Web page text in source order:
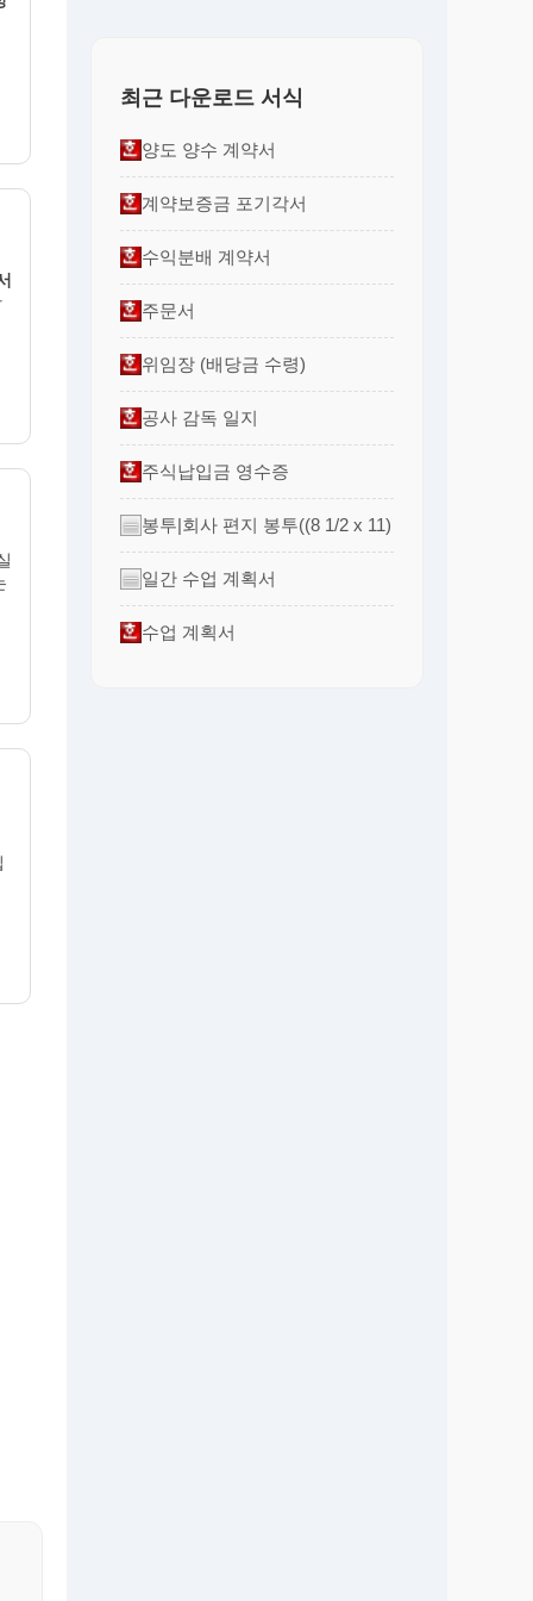
최근 다운로드 서식
양도 양수 계약서
계약보증금 포기각서
수익분배 계약서
주문서
위임장 (배당금 수령)
공사 감독 일지
주식납입금 영수증
봉투|회사 편지 봉투((8 1/2 x 11)
일간 수업 계획서
수업 계획서